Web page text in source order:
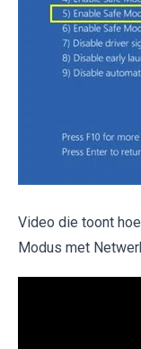
Video die toont
Modus met